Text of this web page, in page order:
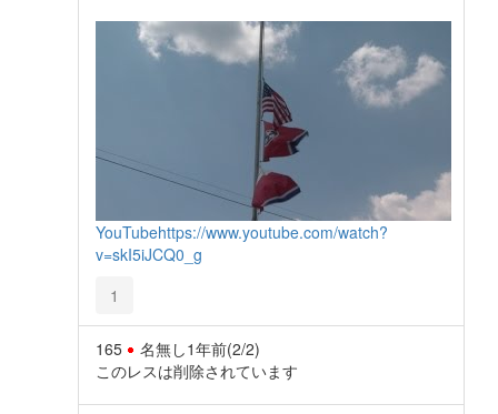
YouTubehttps://www.youtube.com/watch?
v=skI5iJCQ0_g
1
165 名無し1年前(2/2)
このレスは削除されています